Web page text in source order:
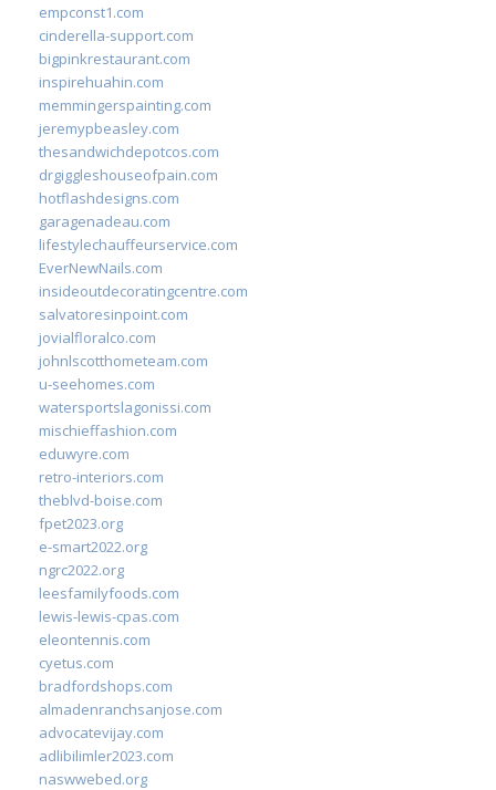
empconst1.com
cinderella-support.com
bigpinkrestaurant.com
inspirehuahin.com
memmingerspainting.com
jeremypbeasley.com
thesandwichdepotcos.com
drgiggleshouseofpain.com
hotflashdesigns.com
garagenadeau.com
lifestylechauffeurservice.com
EverNewNails.com
insideoutdecoratingcentre.com
salvatoresinpoint.com
jovialfloralco.com
johnlscotthometeam.com
u-seehomes.com
watersportslagonissi.com
mischieffashion.com
eduwyre.com
retro-interiors.com
theblvd-boise.com
fpet2023.org
e-smart2022.org
ngrc2022.org
leesfamilyfoods.com
lewis-lewis-cpas.com
eleontennis.com
cyetus.com
bradfordshops.com
almadenranchsanjose.com
advocatevijay.com
adlibilimler2023.com
naswwebed.org